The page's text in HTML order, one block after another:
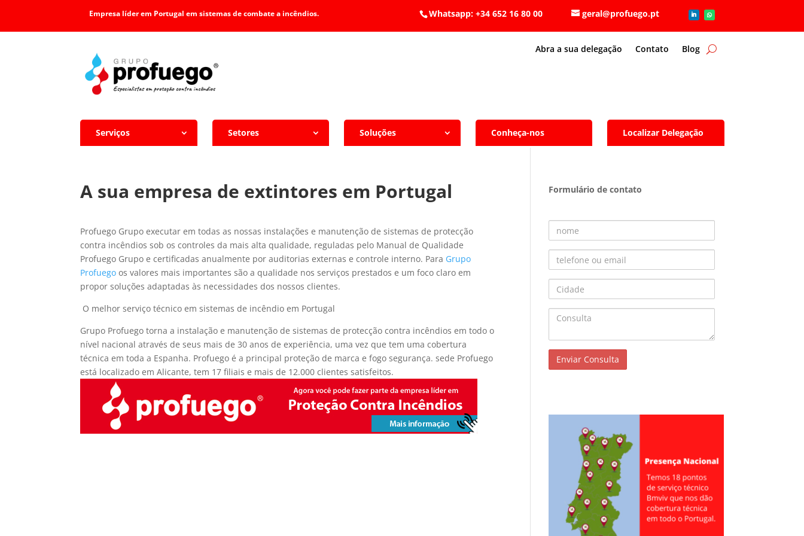
Empresa líder em Portugal em sistemas de combate a incêndios. Whatsapp: +34 652 16 80 00 geral@profuego.pt
Abra a sua delegação Contato Blog
Serviços Setores Soluções Conheça-nos Localizar Delegação
A sua empresa de extintores em Portugal
Profuego Grupo executar em todas as nossas instalações e manutenção de sistemas de protecção
contra incêndios sob os controles da mais alta qualidade, reguladas pelo Manual de Qualidade
Profuego Grupo e certificadas anualmente por auditorias externas e controle interno. Para Grupo
Profuego os valores mais importantes são a qualidade nos serviços prestados e um foco claro em
propor soluções adaptadas às necessidades dos nossos clientes.
O melhor serviço técnico em sistemas de incêndio em Portugal
Grupo Profuego torna a instalação e manutenção de sistemas de protecção contra incêndios em todo o
nível nacional através de seus mais de 30 anos de experiência, uma vez que tem uma cobertura
técnica em toda a Espanha. Profuego é a principal proteção de marca e fogo segurança. sede Profuego
está localizado em Alicante, tem 17 filiais e mais de 12.000 clientes satisfeitos.
Formulário de contato
Nome
Telefone ou Email
Cidade
Consulta